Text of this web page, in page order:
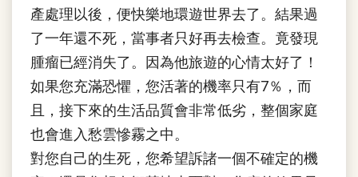
產處理以後，便快樂地環遊世界去了。結果過
了一年還不死，當事者只好再去檢查。竟發現
腫瘤已經消失了。因為他旅遊的心情太好了！
如果您充滿恐懼，您活著的機率只有7％，而
且，接下來的生活品質會非常低劣，整個家庭
也會進入愁雲慘霧之中。
對您自己的生死，您希望訴諸一個不確定的機